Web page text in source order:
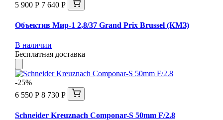
5 900 Р 7 640 Р
Объектив Мир-1 2,8/37 Grand Prix Brussel (КМЗ)
В наличии
Бесплатная доставка
-25%
6 550 Р 8 730 Р
Schneider Kreuznach Componar-S 50mm F/2.8